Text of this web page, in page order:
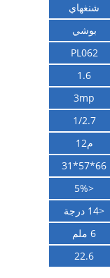
شنغهاي
بوشي
PL062
1.6
3mp
1/2.7
م12
66*57*31
<5%
<14 درجة
6 ملم
22.6